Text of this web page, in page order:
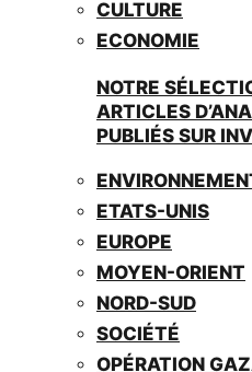
CULTURE
ECONOMIE
NOTRE
ARTICLES
PUBLIÉS SUR
ETATS-UNIS
EUROPE
MOYEN-ORIENT
NORD-SUD
SOCIÉTÉ
OPÉRATION